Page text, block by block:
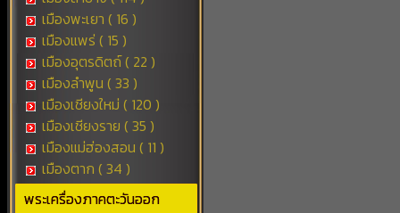
เมืองพะเยา ( 16 )
เมืองแพร่ ( 15 )
เมืองอุตรดิตถ์ ( 22 )
เมืองลำพูน ( 33 )
เมืองเชียงใหม่ ( 120 )
เมืองเชียงราย ( 35 )
เมืองแม่ฮ่องสอน ( 11 )
เมืองตาก ( 34 )
พระเครื่องภาคตะวันออก